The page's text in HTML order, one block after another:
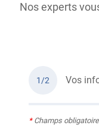
Nos experts
1/2 Vos
*Champs